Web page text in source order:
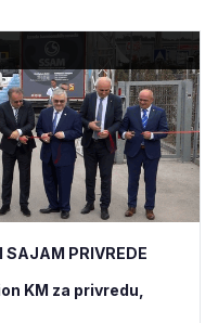
SAJAM PRIVREDE
KM za privredu,